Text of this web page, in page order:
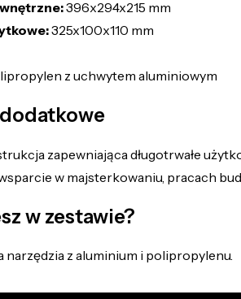
396x294x215 mm
325x100x110 mm
z uchwytem aluminiowym
zapewniająca długotrwałe
w majsterkowaniu, pracach
w zestawie?
narzędzia z aluminium i polipropylenu.